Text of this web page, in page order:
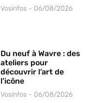
Vosinfos 06/08/2026
Du neuf à Wavre : des
ateliers pour
découvrir l’art de
l’icône
Vosinfos 06/08/2026